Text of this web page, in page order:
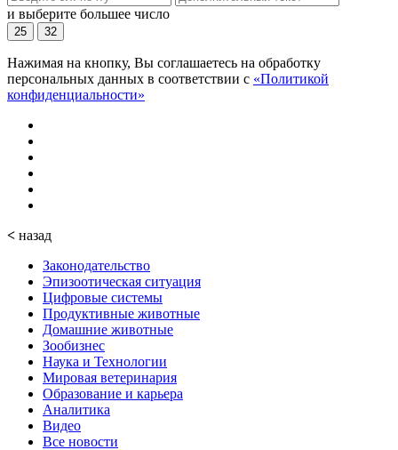
и выберите большее число
25 32
Нажимая на кнопку, Вы соглашаетесь на обработку
персональных данных в соответствии с «Политикой
конфиденциальности»
< назад
Законодательство
Эпизоотическая ситуация
Цифровые системы
Продуктивные животные
Домашние животные
Зообизнес
Наука и Технологии
Мировая ветеринария
Образование и карьера
Аналитика
Видео
Все новости